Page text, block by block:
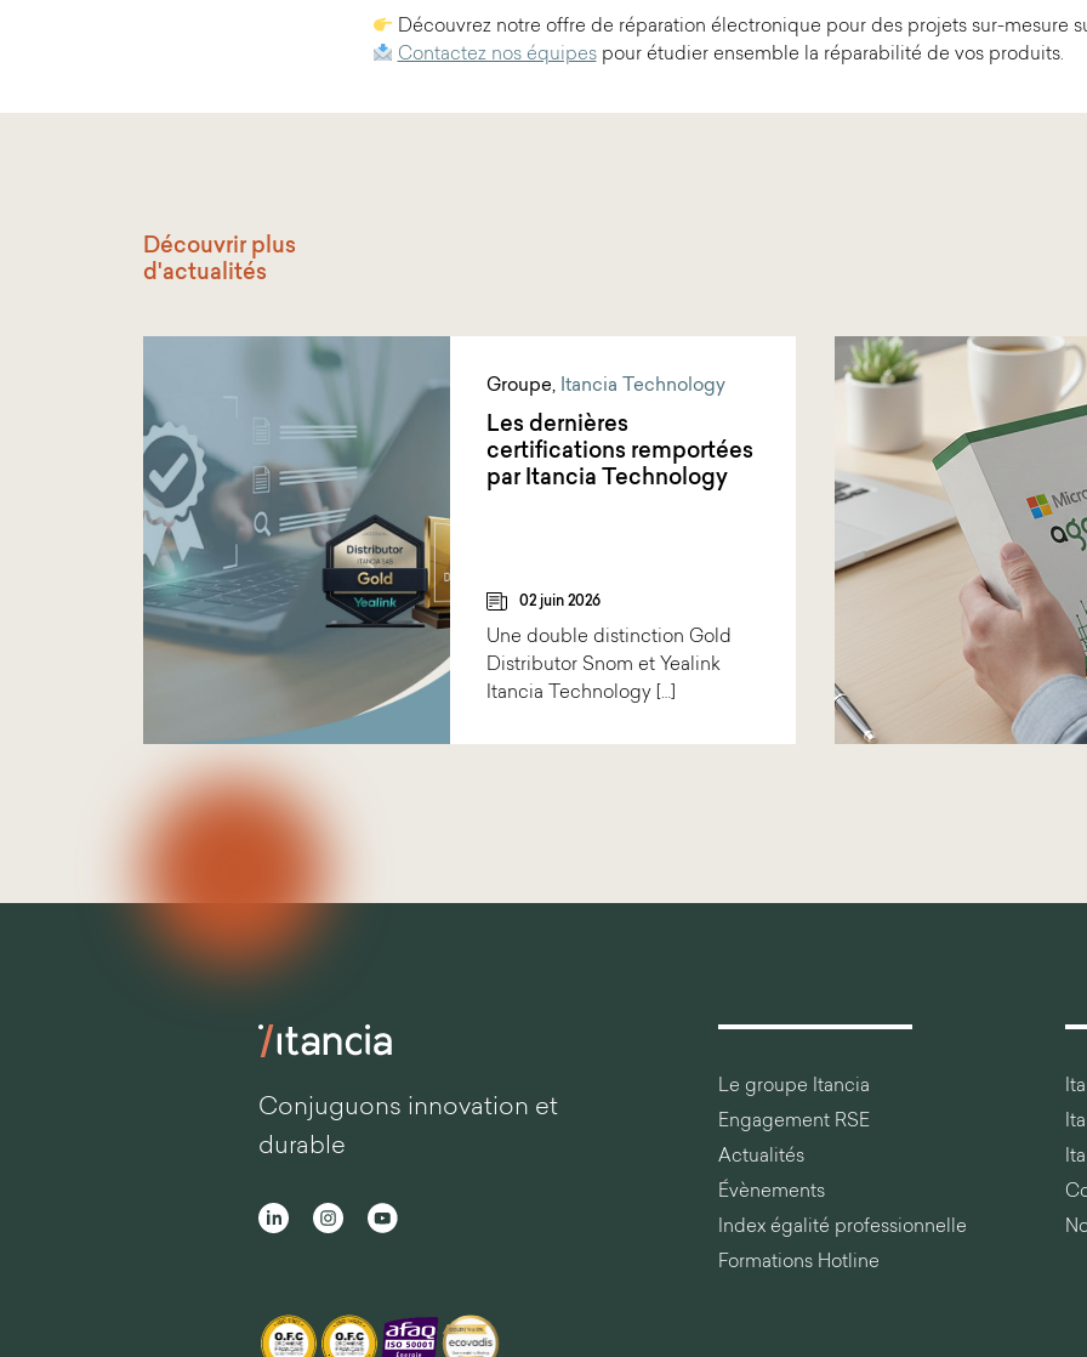
Découvrez notre offre de réparation électronique pour des projets sur-mesure
Contactez nos équipespour étudier ensemble la réparabilité de vos produits.
Découvrir plus
d'actualités
Groupe, Itancia Technology
Les dernières
certifications remportées
par Itancia Technology
02 juin 2026
Une double distinction Gold
Distributor Snom et Yealink
Itancia Technology […]
Conjuguons innovation et
durable
Le groupe Itancia
Engagement RSE
Actualités
Évènements
Index égalité professionnelle
Formations Hotline